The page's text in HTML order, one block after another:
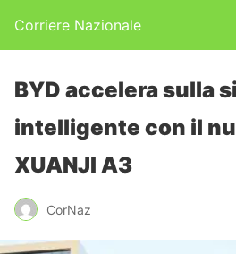
Corriere Nazionale
BYD accelera sulla
intelligente con il
XUANJI A3
CorNaz